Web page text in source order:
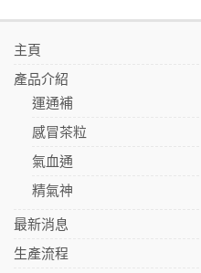
主頁
產品介紹
運通補
感冒茶粒
氣血通
精氣神
最新消息
生產流程